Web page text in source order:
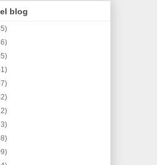
blog